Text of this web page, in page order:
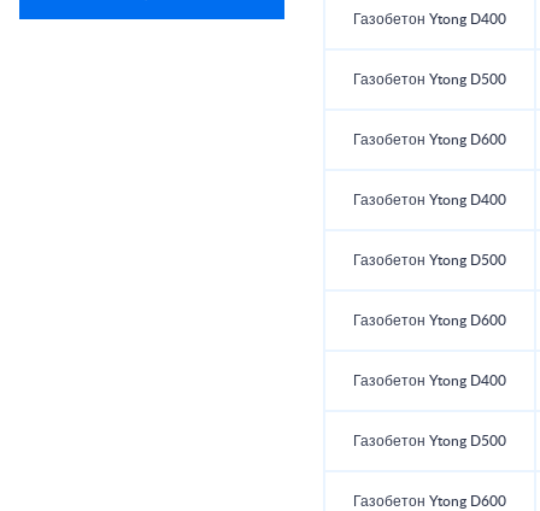
Газобетон Ytong D400
Газобетон Ytong D500
Газобетон Ytong D600
Газобетон Ytong D400
Газобетон Ytong D500
Газобетон Ytong D600
Газобетон Ytong D400
Газобетон Ytong D500
Газобетон Ytong D600